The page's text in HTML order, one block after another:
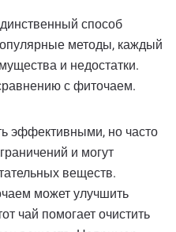
способ
методы, каждый
и недостатки.
с фиточаем.
эффективными, но часто
и могут
веществ.
может улучшить
чай помогает очистить